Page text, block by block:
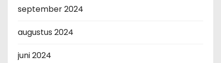
september 2024
augustus 2024
juni 2024